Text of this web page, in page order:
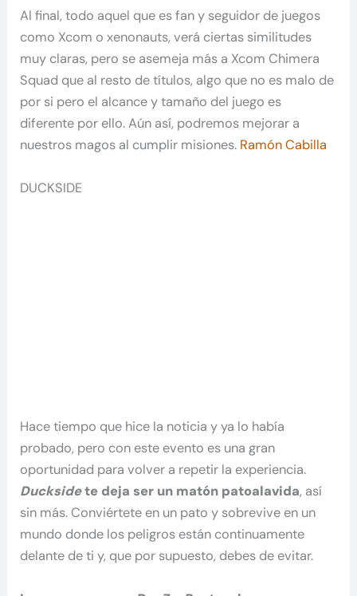
Al final, todo aquel que es fan y seguidor de juegos
como Xcom o xenonauts, verá ciertas similitudes
muy claras, pero se asemeja más a Xcom Chimera
Squad que al resto de títulos, algo que no es malo de
por si pero el alcance y tamaño del juego es
diferente por ello. Aún así, podremos mejorar a
nuestros magos al cumplir misiones. Ramón Cabilla
DUCKSIDE
Hace tiempo que hice la noticia y ya lo había
probado, pero con este evento es una gran
oportunidad para volver a repetir la experiencia.
Ducksidete deja ser un matón patoalavida, así
sin más. Conviértete en un pato y sobrevive en un
mundo donde los peligros están continuamente
delante de ti y, que por supuesto, debes de evitar.